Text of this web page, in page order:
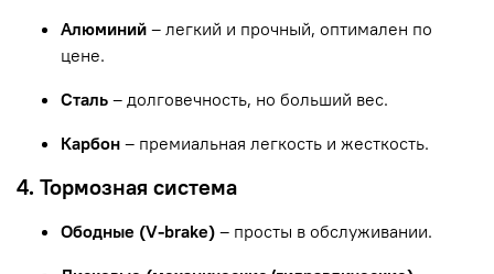
Алюминий – легкий и прочный, оптимален по
цене.
Сталь – долговечность, но больший вес.
Карбон – премиальная легкость и жесткость.
4. Тормозная система
Ободные (V-brake) – просты в обслуживании.